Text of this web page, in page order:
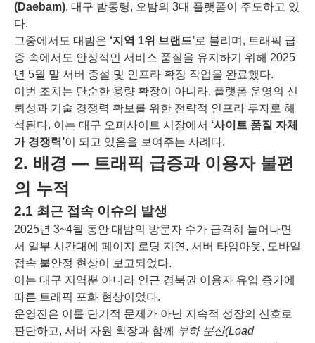
(Daebam), 대구 밤통령, 오밤의 3대 플랫폼이 주도하고 있
다.
그중에서도 대밤은 ‘지역 1위 브랜드’로 불리며, 트래픽 급
증 속에서도 안정적인 서비스 품질을 유지하기 위해 2025
년 5월 말 서버 증설 및 인프라 확장 작업을 완료했다.
이번 조치는 단순한 용량 확장이 아니라, 플랫폼 운영의 신
뢰성과 기술 경쟁력 확보를 위한 전략적 인프라 투자로 해
석된다. 이는 대구 오피사이트 시장에서 ‘사이트 품질 자체
가 경쟁력’이 되고 있음을 보여주는 사례다.
2. 배경 ― 트래픽 급증과 이용자 불편
의 누적
2.1 최근 접속 이슈의 발생
2025년 3~4월 동안 대밤의 방문자 수가 급격히 늘어나면
서 일부 시간대에 페이지 로딩 지연, 서버 타임아웃, 모바일
접속 불안정 현상이 보고되었다.
이는 대구 지역뿐 아니라 인근 경북권 이용자 유입 증가에
따른 트래픽 포화 현상이었다.
운영진은 이를 단기적 문제가 아닌 지속적 성장의 신호로
판단하고, 서버 자원 확장과 함께
부하 분산(Load